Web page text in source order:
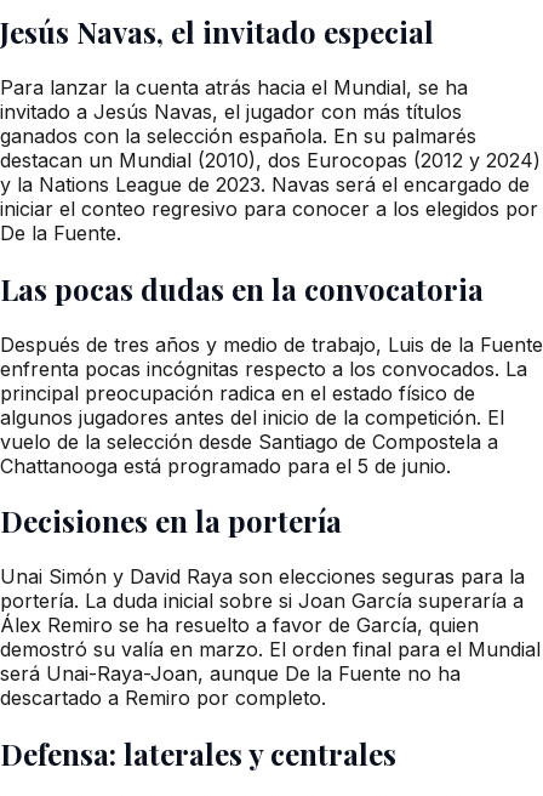
Jesús Navas, el invitado especial
Para lanzar la cuenta atrás hacia el Mundial, se ha
invitado a Jesús Navas, el jugador con más títulos
ganados con la selección española. En su palmarés
destacan un Mundial (2010), dos Eurocopas (2012 y 2024)
y la Nations League de 2023. Navas será el encargado de
iniciar el conteo regresivo para conocer a los elegidos por
De la Fuente.
Las pocas dudas en la convocatoria
Después de tres años y medio de trabajo, Luis de la Fuente
enfrenta pocas incógnitas respecto a los convocados. La
principal preocupación radica en el estado físico de
algunos jugadores antes del inicio de la competición. El
vuelo de la selección desde Santiago de Compostela a
Chattanooga está programado para el 5 de junio.
Decisiones en la portería
Unai Simón y David Raya son elecciones seguras para la
portería. La duda inicial sobre si Joan García superaría a
Álex Remiro se ha resuelto a favor de García, quien
demostró su valía en marzo. El orden final para el Mundial
será Unai-Raya-Joan, aunque De la Fuente no ha
descartado a Remiro por completo.
Defensa: laterales y centrales